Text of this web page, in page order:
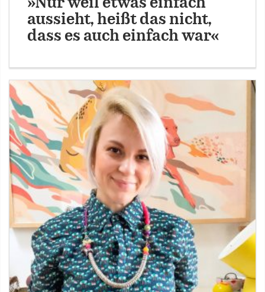
»Nur weil etwas einfach
aussieht, heißt das nicht,
dass es auch einfach war«